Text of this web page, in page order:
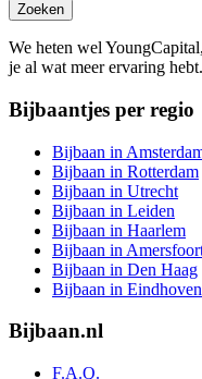
Zoeken
We heten wel
je al wat meer ervaring
Bijbaantjes per regio
Bijbaan in
Bijbaan in Rotterdam
Bijbaan in Utrecht
Bijbaan in Leiden
Bijbaan in Haarlem
Bijbaan in
Bijbaan in Den Haag
Bijbaan in Eindhoven
Bijbaan.nl
F.A.Q.